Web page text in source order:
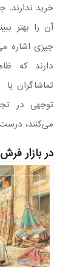
خرید
آن را بهتر
چیزی اشاره
دارند که
تماشاگران
توجهی در
می‌کنند،
در بازار